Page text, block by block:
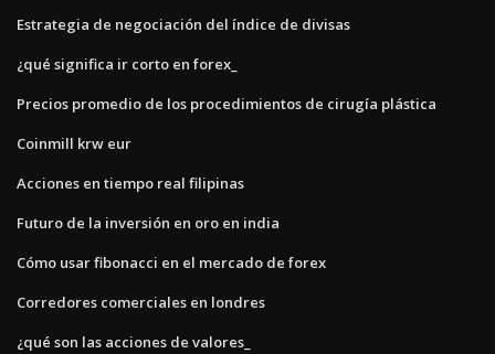
Estrategia de negociación del índice de divisas
¿qué significa ir corto en forex_
Precios promedio de los procedimientos de cirugía plástica
Coinmill krw eur
Acciones en tiempo real filipinas
Futuro de la inversión en oro en india
Cómo usar fibonacci en el mercado de forex
Corredores comerciales en londres
¿qué son las acciones de valores_